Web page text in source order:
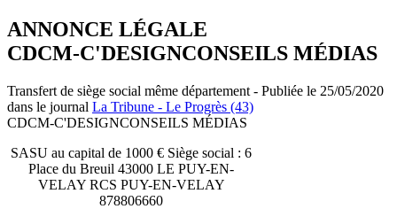
ANNONCE LÉGALE
CDCM-C'DESIGNCONSEILS MÉDIAS
Transfert de siège social même département - Publiée le 25/05/2020
dans le journal La Tribune - Le Progrès (43)
CDCM-C'DESIGNCONSEILS MÉDIAS
SASU au capital de 1000 € Siège social : 6
Place du Breuil 43000 LE PUY-EN-
VELAY RCS PUY-EN-VELAY
878806660